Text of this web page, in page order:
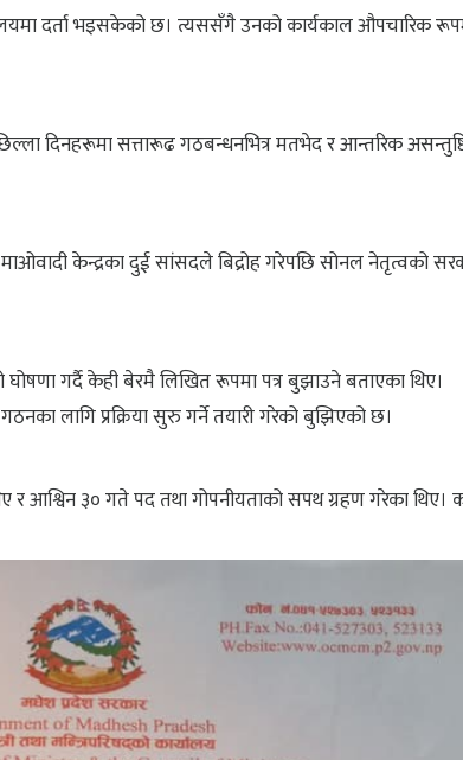
दर्ता भइसकेको छ। त्यससँगै उनको कार्यकाल औपचारिक
दिनहरूमा सत्तारूढ गठबन्धनभित्र मतभेद र आन्तरिक
केन्द्रका दुई सांसदले बिद्रोह गरेपछि सोनल नेतृत्वको
गर्दै केही बेरमै लिखित रूपमा पत्र बुझाउने बताएका थिए।
लागि प्रक्रिया सुरु गर्ने तयारी गरेको बुझिएको छ।
आश्विन ३० गते पद तथा गोपनीयताको सपथ ग्रहण गरेका थिए।